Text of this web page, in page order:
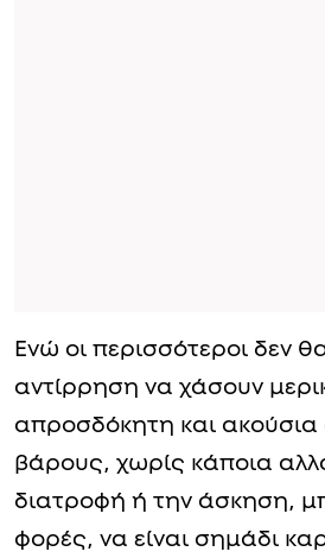
Ενώ οι περισσότεροι δεν
αντίρρηση να χάσουν
απροσδόκητη και ακούσια
βάρους, χωρίς κάποια
διατροφή ή την άσκηση,
φορές, να είναι σημάδι